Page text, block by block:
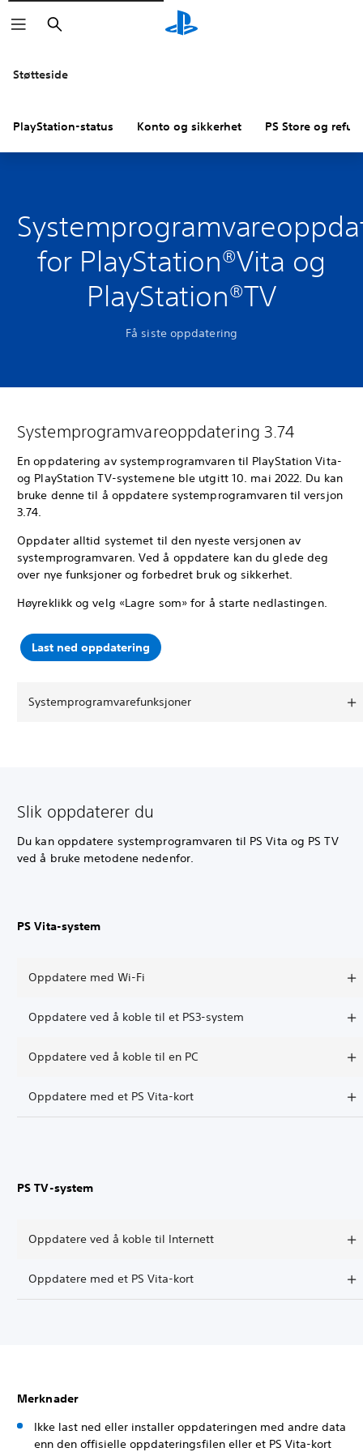
Søk
Støtteside
PlayStation-status Konto og sikkerhet PS Store og
for PlayStation®Vita og
PlayStation®TV
Få siste oppdatering
Systemprogramvareoppdatering 3.74
En oppdatering av systemprogramvaren til PlayStation Vita-
og PlayStation TV-systemene ble utgitt 10. mai 2022. Du kan
bruke denne til å oppdatere systemprogramvaren til versjon
3.74.
Oppdater alltid systemet til den nyeste versjonen av
systemprogramvaren. Ved å oppdatere kan du glede deg
over nye funksjoner og forbedret bruk og sikkerhet.
Høyreklikk og velg «Lagre som» for å starte nedlastingen.
Last ned oppdatering
Systemprogramvarefunksjoner
Slik oppdaterer du
Du kan oppdatere systemprogramvaren til PS Vita og PS TV
ved å bruke metodene nedenfor.
PS Vita-system
Oppdatere med Wi-Fi
Oppdatere ved å koble til et PS3-system
Oppdatere ved å koble til en PC
Oppdatere med et PS Vita-kort
PS TV-system
Oppdatere ved å koble til Internett
Oppdatere med et PS Vita-kort
Merknader
Ikke last ned eller installer oppdateringen med andre data
enn den offisielle oppdateringsfilen eller et PS Vita-kort